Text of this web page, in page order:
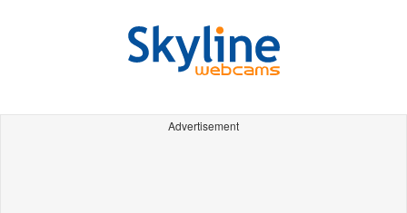
Advertisement